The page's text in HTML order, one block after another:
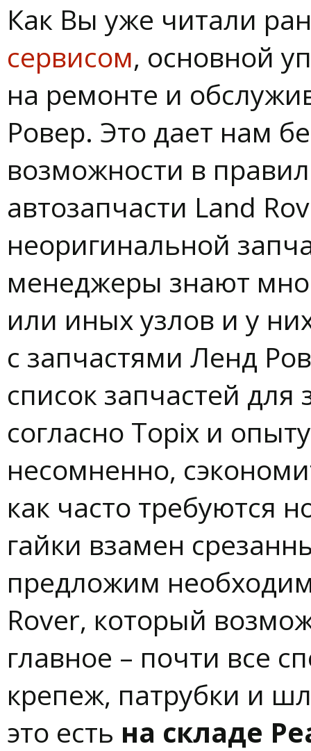
Как Вы уже читали
сервисом, основной
на ремонте и
Ровер. Это дает нам
возможности в
автозапчасти Land
неоригинальной
менеджеры знают
или иных узлов и у
с запчастями Ленд
список запчастей
согласно Topix и
несомненно,
как часто требуются
гайки взамен
предложим
Rover, который
главное – почти все
крепеж, патрубки и
это есть на складе